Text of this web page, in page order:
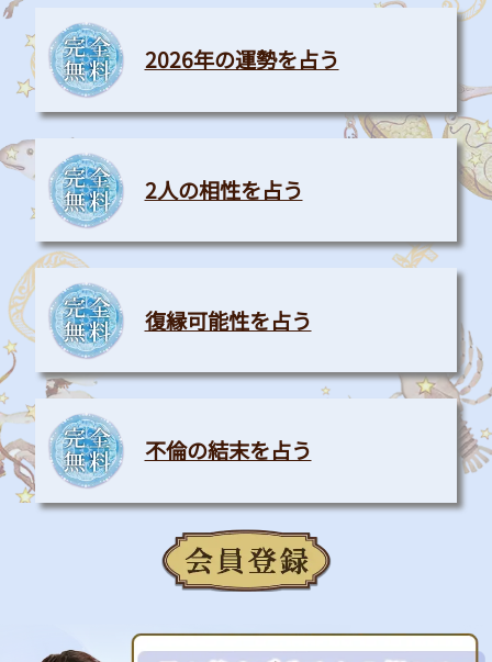
2026年の運勢を占う
2人の相性を占う
復縁可能性を占う
不倫の結末を占う